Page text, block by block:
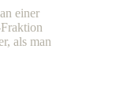
einer
als man